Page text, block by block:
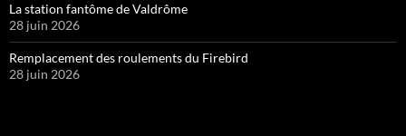
La station fantôme de Valdrôme
28 juin 2026
Remplacement des roulements du Firebird
28 juin 2026